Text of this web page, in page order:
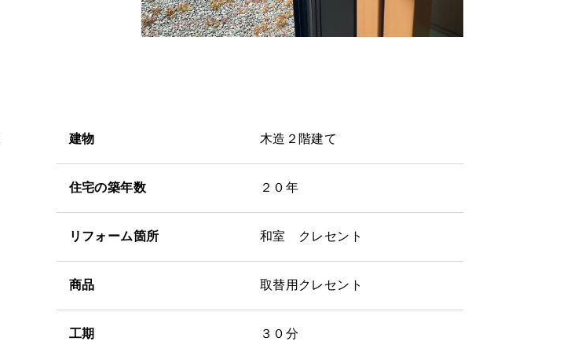
建物 木造２階建て
住宅の築年数 ２０年
リフォーム箇所 和室 クレセント
商品 取替用クレセント
工期 ３０分